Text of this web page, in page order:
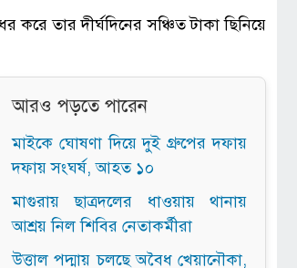
করে তার দীর্ঘদিনের সঞ্চিত টাকা ছিনিয়ে
আরও পড়তে পারেন
মাইকে ঘোষণা দিয়ে দুই গ্রুপের দফায়
দফায় সংঘর্ষ, আহত ১০
মাগুরায় ছাত্রদলের ধাওয়ায় থানায়
আশ্রয় নিল শিবির নেতাকর্মীরা
উত্তাল পদ্মায় চলছে অবৈধ খেয়ানৌকা,